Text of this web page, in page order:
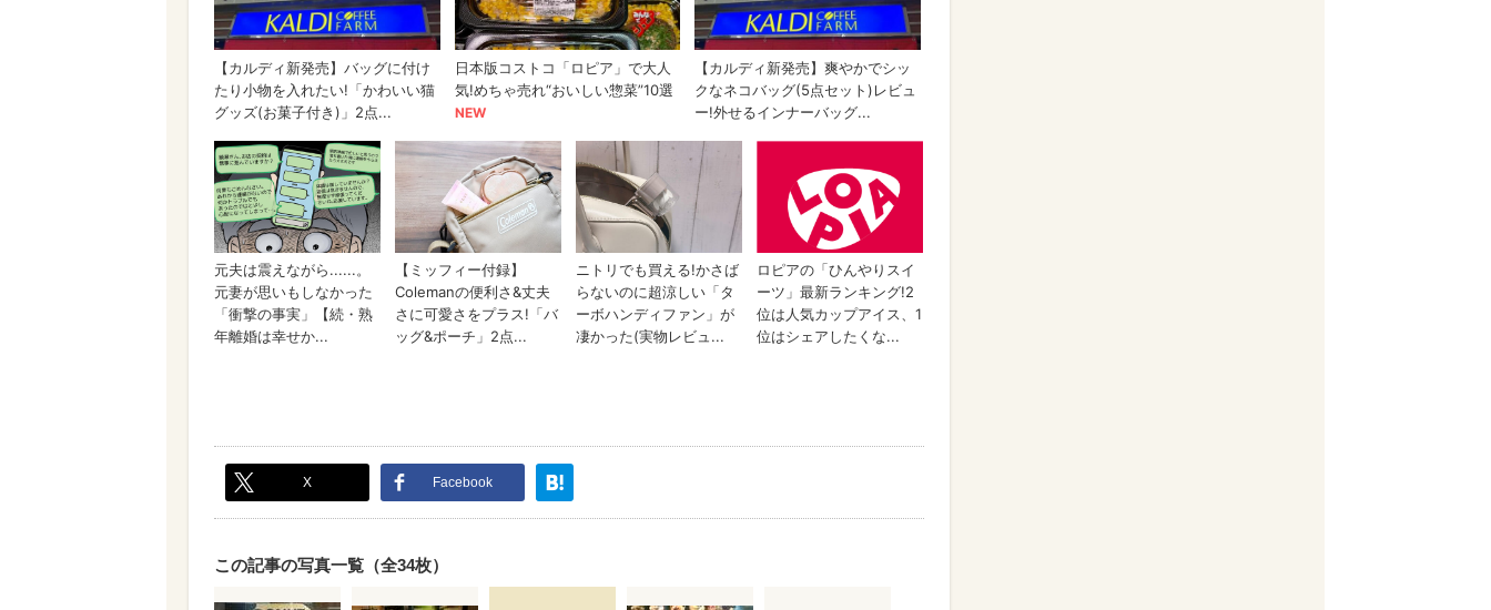
X Facebook
この記事の写真一覧（全34枚）